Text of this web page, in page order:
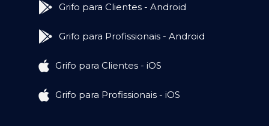
Grifo para Clientes - Android
Grifo para Profissionais - Android
Grifo para Clientes - iOS
Grifo para Profissionais - iOS